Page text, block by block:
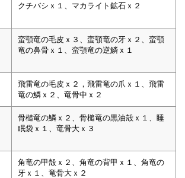
クチバシｘ１、マカライト鉱石ｘ２
蛮顎竜の毛皮ｘ３、蛮顎竜の牙ｘ２、蛮顎
竜の鼻骨ｘ１、蛮顎竜の逆鱗ｘ１
飛雷竜の毛皮ｘ２，飛雷竜の爪ｘ１、飛雷
竜の鱗ｘ２、竜骨中ｘ２
骨槌竜の鱗ｘ２、骨槌竜の黒油殻ｘ１、睡
眠袋ｘ１、竜骨大ｘ３
角竜の甲殻ｘ２、角竜の背甲ｘ１、角竜の
牙ｘ１、竜骨大ｘ２